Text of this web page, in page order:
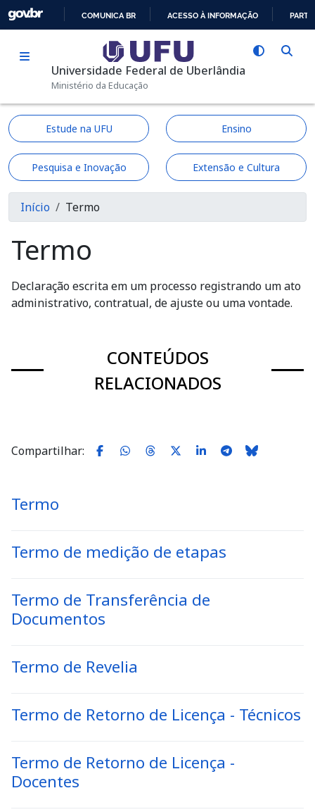
Pular para o conteúdo principal
PARA
O
COMUNICA BR ACESSO À INFORMAÇÃO
Universidade Federal de Uberlândia
Ministério da Educação
Estude na UFU Ensino
Pesquisa e Inovação Extensão e Cultura
Trilha de navegação
Início Termo
Termo
Declaração escrita em um processo registrando um ato
administrativo, contratual, de ajuste ou uma vontade.
CONTEÚDOS
RELACIONADOS
Compartilhar:
Termo
Termo de medição de etapas
Termo de Transferência de
Documentos
Termo de Revelia
Termo de Retorno de Licença - Técnicos
Termo de Retorno de Licença -
Docentes